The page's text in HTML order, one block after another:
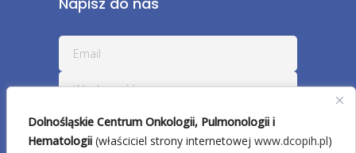
Dolnośląskie Centrum Onkologii, Pulmonologii i
Hematologii (właściciel strony internetowej www.dcopih.pl)